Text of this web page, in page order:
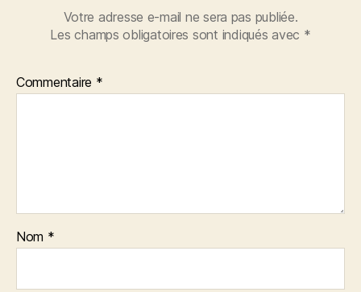
Votre adresse e-mail ne sera pas publiée.
Les champs obligatoires sont indiqués avec *
Commentaire *
Nom *